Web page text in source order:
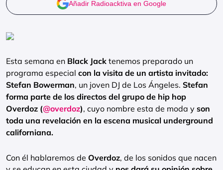
Añadir Radioacktiva en Google
Esta semana en Black Jack tenemos preparado un
programa especial con la visita de un artista invitado:
Stefan Bowerman, un joven DJ de Los Ángeles. Stefan
forma parte de los directos del grupo de hip hop
Overdoz (@overdoz), cuyo nombre esta de moda y son
toda una revelación en la escena musical underground
californiana.
Con él hablaremos de Overdoz, de los sonidos que nacen